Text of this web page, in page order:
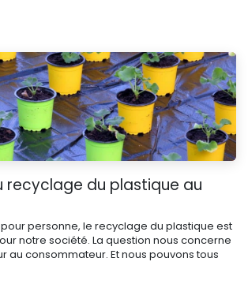
recyclage du plastique au
pour personne, le recyclage du plastique est
notre société. La question nous concerne
au consommateur. Et nous pouvons tous